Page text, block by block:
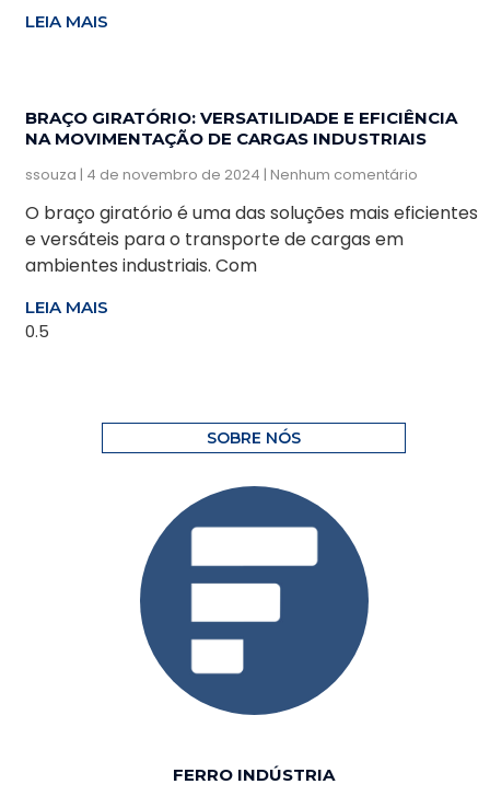
LEIA MAIS
BRAÇO GIRATÓRIO: VERSATILIDADE E EFICIÊNCIA
NA MOVIMENTAÇÃO DE CARGAS INDUSTRIAIS
ssouza 4 de novembro de 2024 Nenhum comentário
O braço giratório é uma das soluções mais eficientes
e versáteis para o transporte de cargas em
ambientes industriais. Com
LEIA MAIS
SOBRE NÓS
FERRO INDÚSTRIA